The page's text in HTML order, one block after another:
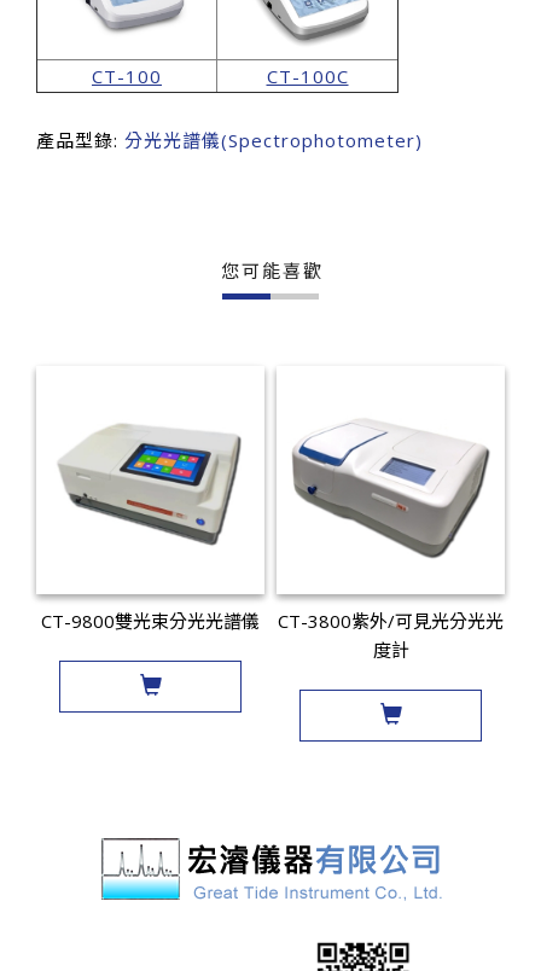
CT-100 CT-100C
產品型錄: 分光光譜儀(Spectrophotometer)
您可能喜歡
CT-9800雙光束分光光譜儀
CT-3800紫外/可見光分光光
度計